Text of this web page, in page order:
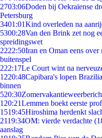
2703:06Doden bij Oekraïense
Petersburg
3401:01Kind overleden na
5300:28Van den Brink zet nog
spreidingswet
2222:50Iran en Oman eens
buitenspel
222:17Le Court wint na
1220:48Capibara's lopen
binnen
520:30
1 20:21Lemmen boekt eerste
1519:45Hiroshima herdenkt
2119:34OM: vierde verdachte
aanslag